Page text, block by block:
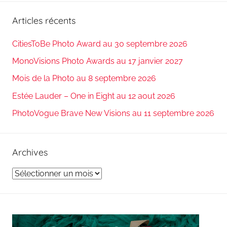
Articles récents
CitiesToBe Photo Award au 30 septembre 2026
MonoVisions Photo Awards au 17 janvier 2027
Mois de la Photo au 8 septembre 2026
Estée Lauder – One in Eight au 12 aout 2026
PhotoVogue Brave New Visions au 11 septembre 2026
Archives
Archives